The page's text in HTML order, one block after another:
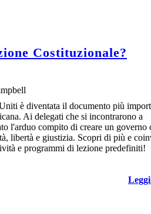
Costituzionale?
è diventata il documento più
Ai delegati che si incontrarono a
l'arduo compito di creare un governo
libertà e giustizia. Scopri di più e
e programmi di lezione predefiniti!